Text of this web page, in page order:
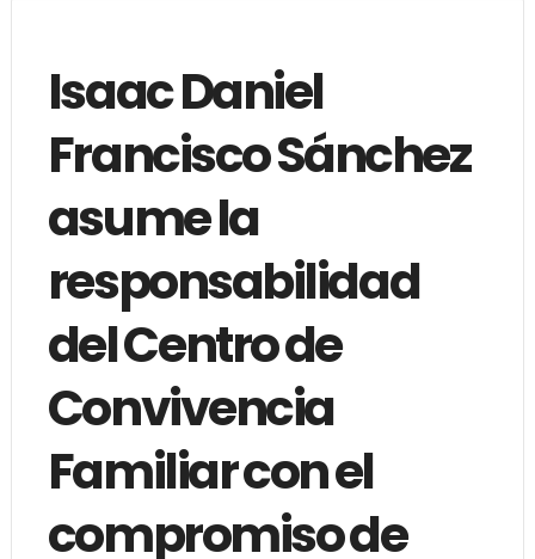
Isaac Daniel
Francisco Sánchez
asume la
responsabilidad
del Centro de
Convivencia
Familiar con el
compromiso de